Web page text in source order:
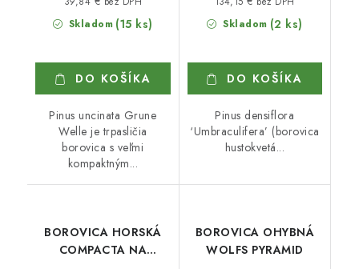
Skladom (15 ks)
DO KOŠÍKA
Pinus uncinata Grune
Welle je trpasličia
borovica s veľmi
kompaktným...
Skladom (2 ks)
DO KOŠÍKA
Pinus densiflora
‘Umbraculifera’ (borovica
hustokvetá...
BOROVICA HORSKÁ
COMPACTA NA
BOROVICA OHYBNÁ
WOLFS PYRAMID